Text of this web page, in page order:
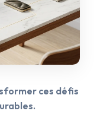
ces défis